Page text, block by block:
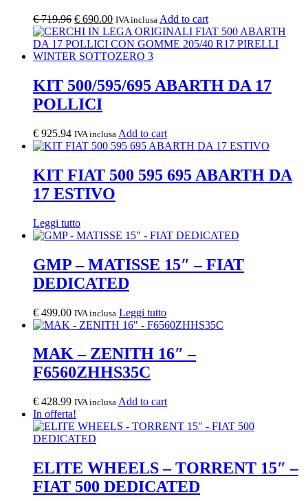
scelte
nella
pagina
del
€719.96 Il
prezzo
originale
era:
€ 690.00Il
prezzo
attuale
è:
IVA inclusa Add to cart
KIT 500/595/695 ABARTH DA 17
POLLICI
€ 925.94 IVA inclusa Add to cart
KIT FIAT 500 595 695 ABARTH DA
17 ESTIVO
Leggi tutto
GMP – MATISSE 15″ – FIAT
DEDICATED
€ 499.00 IVA inclusa Leggi tutto
MAK – ZENITH 16″ –
F6560ZHHS35C
€ 428.99 IVA inclusa Add to cart
In offerta!
ELITE WHEELS – TORRENT 15″ –
FIAT 500 DEDICATED